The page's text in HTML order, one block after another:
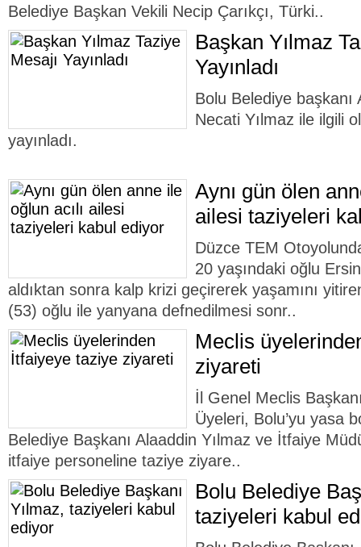
Belediye Başkan Vekili Necip Çarıkçı, Türki..
Başkan Yılmaz
Yayınladı
Bolu Belediye başkanı
Necati Yılmaz ile ilgili
yayınladı.
Aynı gün ölen
ailesi taziyeleri
Düzce TEM
20 yaşındaki oğlu Ersin
aldıktan sonra kalp krizi geçirerek yaşamını
(53) oğlu ile yanyana defnedilmesi sonr..
Meclis
ziyareti
İl Genel Meclis
Üyeleri, Bolu’yu yasa
Belediye Başkanı Alaaddin Yılmaz ve İtfaiye
itfaiye personeline taziye ziyare..
Bolu Belediye
taziyeleri kabul